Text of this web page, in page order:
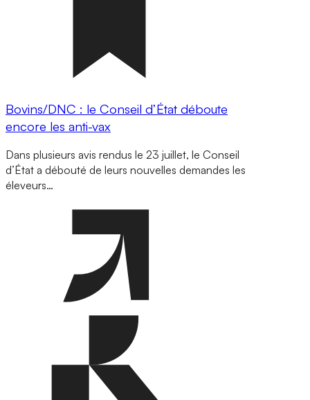
Bovins/DNC : le Conseil d’État déboute
encore les anti-vax
Dans plusieurs avis rendus le 23 juillet, le Conseil
d’État a débouté de leurs nouvelles demandes les
éleveurs…